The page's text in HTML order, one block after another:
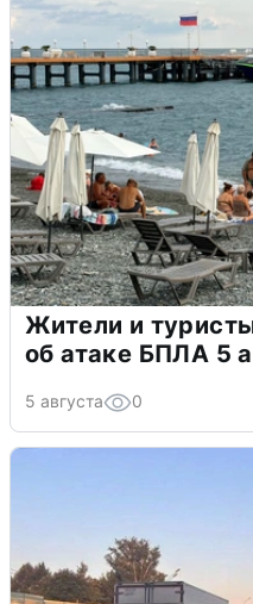
Жители и
об атаке БПЛА 5
5 августа 0